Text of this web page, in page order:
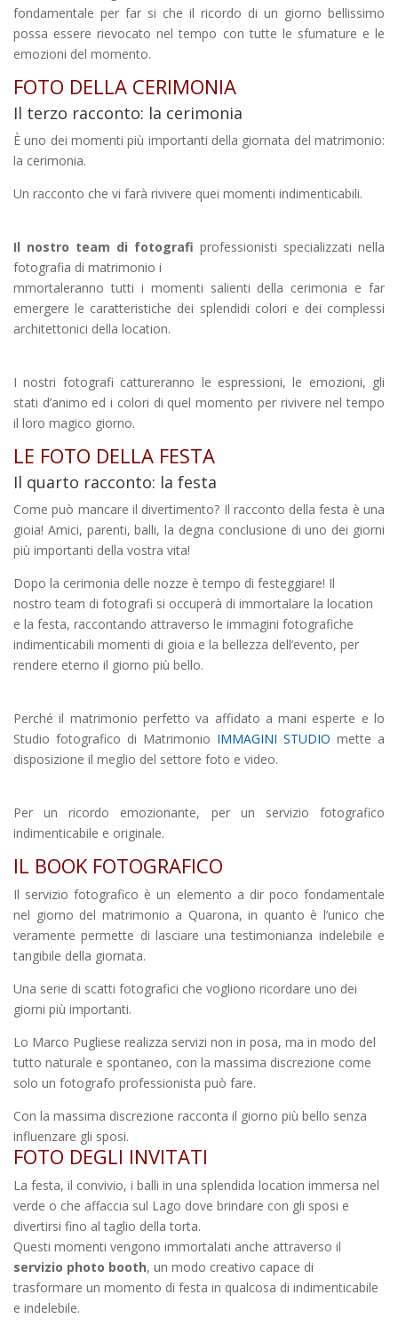
fondamentale per far si che il ricordo di un giorno bellissimo
possa essere rievocato nel tempo con tutte le sfumature e le
emozioni del momento.
FOTO DELLA CERIMONIA
Il terzo racconto: la cerimonia
È uno dei momenti più importanti della giornata del matrimonio:
la cerimonia.
Un racconto che vi farà rivivere quei momenti indimenticabili.
Il nostro team di fotografi professionisti specializzati nella
fotografia di matrimonio i
mmortaleranno tutti i momenti salienti della cerimonia e far
emergere le caratteristiche dei splendidi colori e dei complessi
architettonici della location.
I nostri fotografi cattureranno le espressioni, le emozioni, gli
stati d’animo ed i colori di quel momento per rivivere nel tempo
il loro magico giorno.
LE FOTO DELLA FESTA
Il quarto racconto: la festa
Come può mancare il divertimento? Il racconto della festa è una
gioia! Amici, parenti, balli, la degna conclusione di uno dei giorni
più importanti della vostra vita!
Dopo la cerimonia delle nozze è tempo di festeggiare! Il
nostro team di fotografi si occuperà di immortalare la location
e la festa, raccontando attraverso le immagini fotografiche
indimenticabili momenti di gioia e la bellezza dell’evento, per
rendere eterno il giorno più bello.
Perché il matrimonio perfetto va affidato a mani esperte e lo
Studio fotografico di Matrimonio IMMAGINI STUDIO mette a
disposizione il meglio del settore foto e video.
Per un ricordo emozionante, per un servizio fotografico
indimenticabile e originale.
IL BOOK FOTOGRAFICO
Il servizio fotografico è un elemento a dir poco fondamentale
nel giorno del matrimonio a Quarona, in quanto è l’unico che
veramente permette di lasciare una testimonianza indelebile e
tangibile della giornata.
Una serie di scatti fotografici che vogliono ricordare uno dei
giorni più importanti.
Lo Marco Pugliese realizza servizi non in posa, ma in modo del
tutto naturale e spontaneo, con la massima discrezione come
solo un fotografo professionista può fare.
Con la massima discrezione racconta il giorno più bello senza
influenzare gli sposi.
FOTO DEGLI INVITATI
La festa, il convivio, i balli in una splendida location immersa nel
verde o che affaccia sul Lago dove brindare con gli sposi e
divertirsi fino al taglio della torta.
Questi momenti vengono immortalati anche attraverso il
servizio photo booth, un modo creativo capace di
trasformare un momento di festa in qualcosa di indimenticabile
e indelebile.